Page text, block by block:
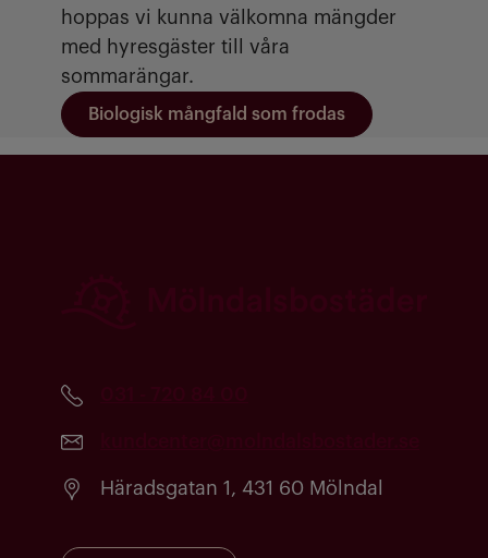
hoppas vi kunna välkomna mängder
med hyresgäster till våra
sommarängar.
Biologisk mångfald som frodas
Häradsgatan 1, 431 60 Mölndal